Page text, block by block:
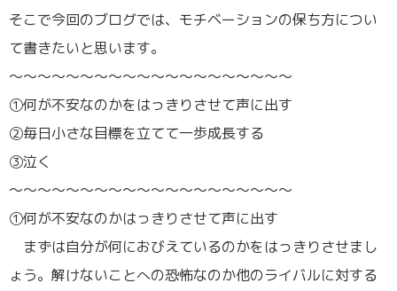
そこで今回のブログでは、モチベーションの保ち方につい
て書きたいと思います。
～～～～～～～～～～～～～～～～～～～～
①何が不安なのかをはっきりさせて声に出す
②毎日小さな目標を立てて一歩成長する
③泣く
～～～～～～～～～～～～～～～～～～～～
①何が不安なのかはっきりさせて声に出す
まずは自分が何におびえているのかをはっきりさせまし
ょう。解けないことへの恐怖なのか他のライバルに対する